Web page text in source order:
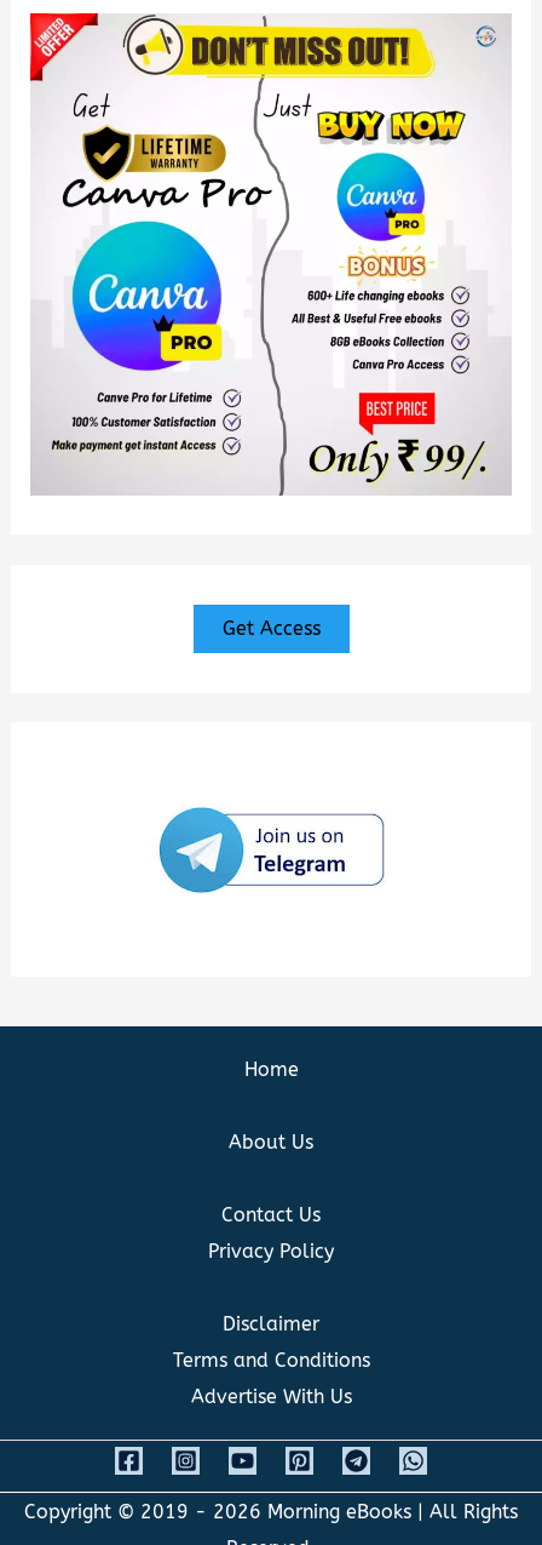
Get Access
Home
About Us
Contact Us
Privacy Policy
Disclaimer
Terms and Conditions
Advertise With Us
Copyright © 2019 - 2026 Morning eBooks | All Rights